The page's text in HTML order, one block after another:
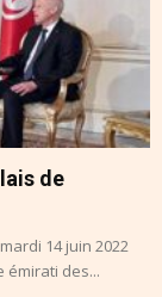
de
14 juin 2022
émirati des...